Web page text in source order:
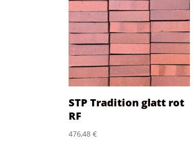
STP Tradition glatt rot
RF
476,48€